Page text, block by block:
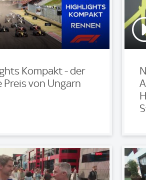
Kompakt - der
Preis von Ungarn